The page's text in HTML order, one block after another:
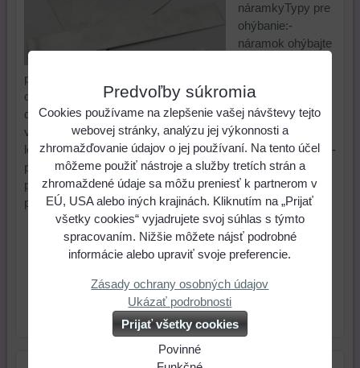
náramkyTypy pre
ohýbanie:-
náramok ohýbajte
postavte si náramok na podložku a kontrolujte, či ho
ohýbate v rovine- použite pohár na zaváranie, pohár z
detskej výživy pre dosiahnutie plynulého oblého tvaruPri
vystužení:- výstuhu najskôr potrite trochou univerzálneho
lepidla / lepidlo na papier a nechajtecca 10 minút zaschnúť.-
potom najskôr aplikujte polymérovú hmotuPresný postup
pri výrobe náramku nájdete v knižke„FIMO – šperky z
polymérovej hmoty”
Cena: 0,80 €
ks Do košíka
Skladové číslo:Dostupnosť:Posledný kus
Predvoľby súkromia
Cookies používame na zlepšenie vašej návštevy tejto
webovej stránky, analýzu jej výkonnosti a
zhromažďovanie údajov o jej používaní. Na tento účel
môžeme použiť nástroje a služby tretích strán a
zhromaždené údaje sa môžu preniesť k partnerom v
EÚ, USA alebo iných krajinách. Kliknutím na „Prijať
všetky cookies“ vyjadrujete svoj súhlas s týmto
spracovaním. Nižšie môžete nájsť podrobné
informácie alebo upraviť svoje preferencie.
Zásady ochrany osobných údajov
Ukázať podrobnosti
Prijať všetky cookies
Povinné